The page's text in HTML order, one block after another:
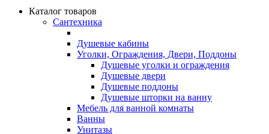
Каталог товаров
Сантехника
Душевые кабины
Уголки, Ограждения, Двери, Поддоны
Душевые уголки и ограждения
Душевые двери
Душевые поддоны
Душевые шторки на ванну
Мебель для ванной комнаты
Ванны
Унитазы